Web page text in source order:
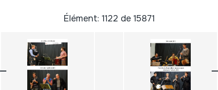
Élément: 1122 de 15871